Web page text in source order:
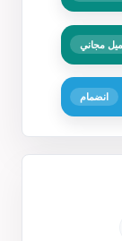
مجاني
انضمام